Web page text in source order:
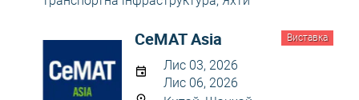
Виставка
CeMAT Asia
Лис 03, 2026
Лис 06, 2026